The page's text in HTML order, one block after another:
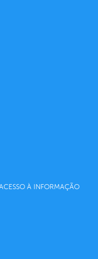
À INFORMAÇÃO